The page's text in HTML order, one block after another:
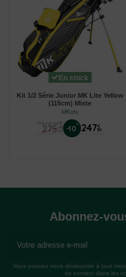
En stock
Kit 1/2 Série Junior MK Lite Yellow
(115cm) Mixte
MKids
Prix conseillé
275 €
00 -10% 247 €
50
Abonnez-
Vous pouvez vous désinscrire à tout
de contact dans les